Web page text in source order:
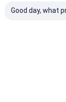
Good day, what